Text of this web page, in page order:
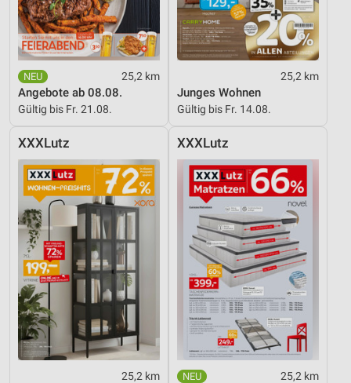
25,2 km
Angebote ab 08.08.
Gültig bis Fr. 21.08.
25,2 km
Junges Wohnen
Gültig bis Fr. 14.08.
XXXLutz
25,2 km
XXXLutz
25,2 km